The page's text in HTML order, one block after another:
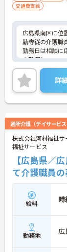
交通費支給
広島県南区に位
勤専従の介護職
勤務日は相談に
の勤務）
ご興味のある方
に詳細をお話し
ださい。
詳
通所介護（デイサービス
株式会社河村福祉
福祉サービス
【広島県／
て介護職員
給料 時
勤務地